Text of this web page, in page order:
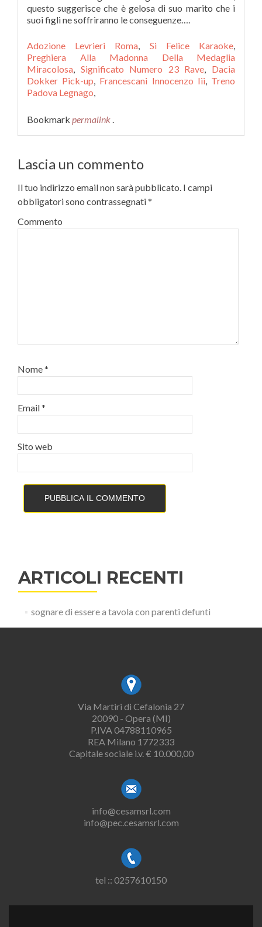
Adozione Levrieri Roma, Si Felice Karaoke,
Preghiera Alla Madonna Della Medaglia
Miracolosa, Significato Numero 23 Rave, Dacia
Dokker Pick-up, Francescani Innocenzo Iii, Treno
Padova Legnago,
Bookmark permalink .
Lascia un commento
Il tuo indirizzo email non sarà pubblicato. I campi
obbligatori sono contrassegnati*
Commento
Nome*
Email*
Sito web
ARTICOLI RECENTI
sognare di essere a tavola con parenti defunti
Via Martiri di Cefalonia 27
20090 - Opera (MI)
P.IVA 04788110965
REA Milano 1772333
Capitale sociale i.v. € 10.000,00
info@cesamsrl.com
info@pec.cesamsrl.com
tel :: 0257610150